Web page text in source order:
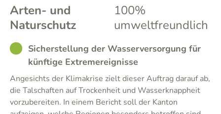
Arten- und
Naturschutz
100%
umweltfreundlich
GOODSicherstellung der Wasserversorgung für
künftige Extremereignisse
Angesichts der Klimakrise zielt dieser Auftrag darauf ab,
die Talschaften auf Trockenheit und Wasserknappheit
vorzubereiten. In einem Bericht soll der Kanton